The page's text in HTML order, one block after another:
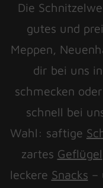
Die
gutes und
Meppen,
dir bei uns
schmecken
schnell bei
Wahl: saftige
zartes Geflügel
leckere Snacks –